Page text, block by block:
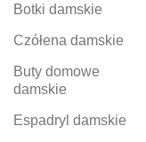
Botki damskie
Czółena damskie
Buty domowe
damskie
Espadryl damskie